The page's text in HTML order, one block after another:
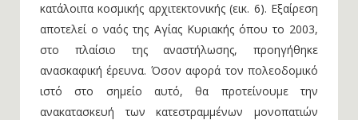
κατάλοιπα κοσμικής αρχιτεκτονικής (εικ. 6). Εξαίρεση
αποτελεί ο ναός της Αγίας Κυριακής όπου το 2003,
στο πλαίσιο της αναστήλωσης, προηγήθηκε
ανασκαφική έρευνα. Όσον αφορά τον πολεοδομικό
ιστό στο σημείο αυτό, θα προτείνουμε την
ανακατασκευή των κατεστραμμένων μονοπατιών